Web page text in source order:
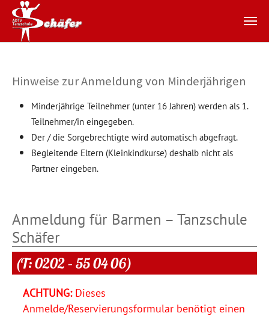
Hinweise zur Anmeldung von Minderjährigen
Minderjährige Teilnehmer (unter 16 Jahren) werden als 1.
Teilnehmer/in eingegeben.
Der / die Sorgebrechtigte wird automatisch abgefragt.
Begleitende Eltern (Kleinkindkurse) deshalb nicht als
Partner eingeben.
Anmeldung für Barmen – Tanzschule
Schäfer
(T: 0202 – 55 04 06)
ACHTUNG:Dieses
Anmelde/Reservierungsformular benötigt einen